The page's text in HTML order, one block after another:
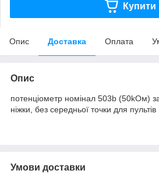
Купити
Опис Доставка Оплата
Опис
потенціометр номінал 503b (50kOм)
ніжки, без середньої точки для пультів
Умови доставки